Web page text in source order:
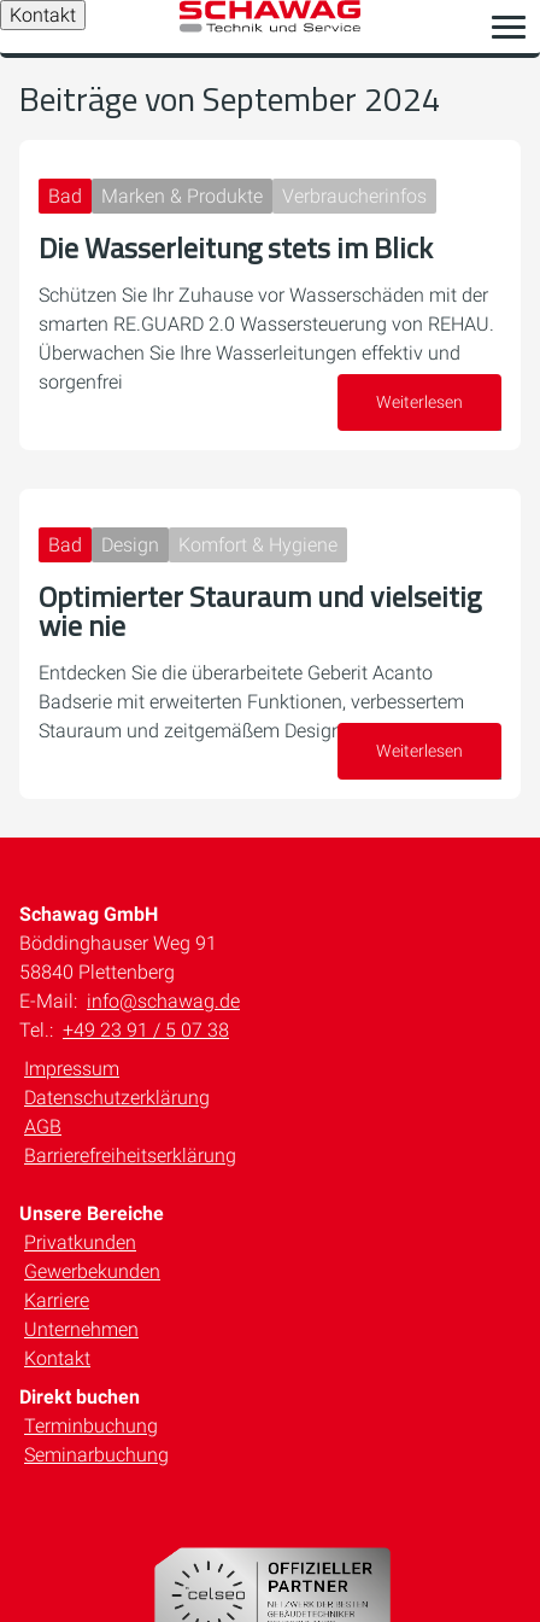
Kontakt
Beiträge von September 2024
Bad Marken & Produkte Verbraucherinfos
Die Wasserleitung stets im Blick
Schützen Sie Ihr Zuhause vor Wasserschäden mit der
smarten RE.GUARD 2.0 Wassersteuerung von REHAU.
Überwachen Sie Ihre Wasserleitungen effektiv und
sorgenfrei
Weiterlesen
Bad Design Komfort & Hygiene
Optimierter Stauraum und vielseitig
wie nie
Entdecken Sie die überarbeitete Geberit Acanto
Badserie mit erweiterten Funktionen, verbessertem
Stauraum und zeitgemäßem Design.
Weiterlesen
Schawag GmbH
Böddinghauser Weg 91
58840 Plettenberg
E-Mail: info@schawag.de
Tel.: +49 23 91 / 5 07 38
Impressum
Datenschutzerklärung
AGB
Barrierefreiheitserklärung
Unsere Bereiche
Privatkunden
Gewerbekunden
Karriere
Unternehmen
Kontakt
Direkt buchen
Terminbuchung
Seminarbuchung